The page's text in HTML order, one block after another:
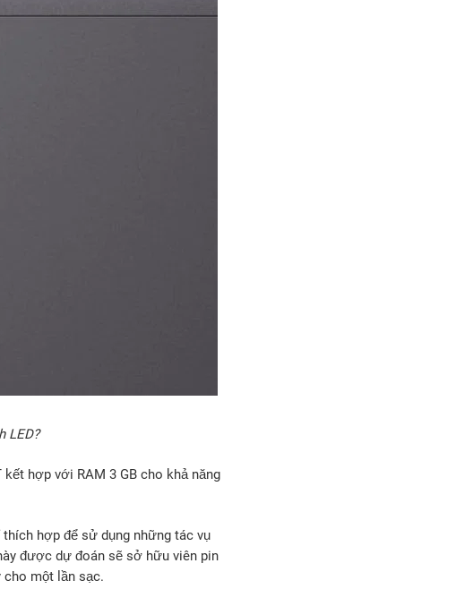
LED?
hợp với RAM 3 GB cho khả năng
hợp để sử dụng những tác vụ
được dự đoán sẽ sở hữu viên pin
cho một lần sạc.